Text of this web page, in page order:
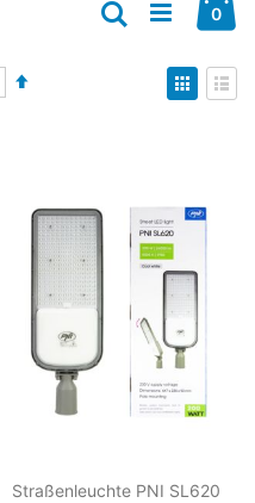
0
Suche
Anzeigen
als
Straßenleuchte PNI SL620